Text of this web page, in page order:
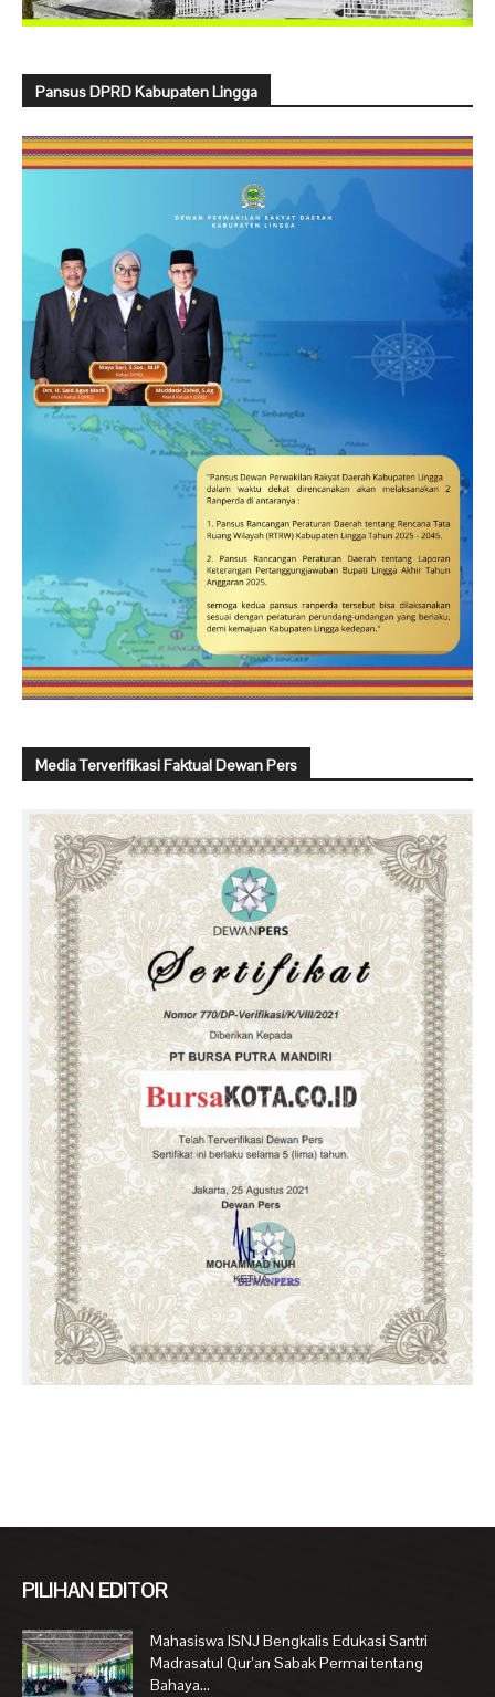
Pansus DPRD Kabupaten Lingga
Media Terverifikasi Faktual Dewan Pers
PILIHAN EDITOR
Mahasiswa ISNJ Bengkalis Edukasi Santri
Madrasatul Qur’an Sabak Permai tentang
Bahaya...